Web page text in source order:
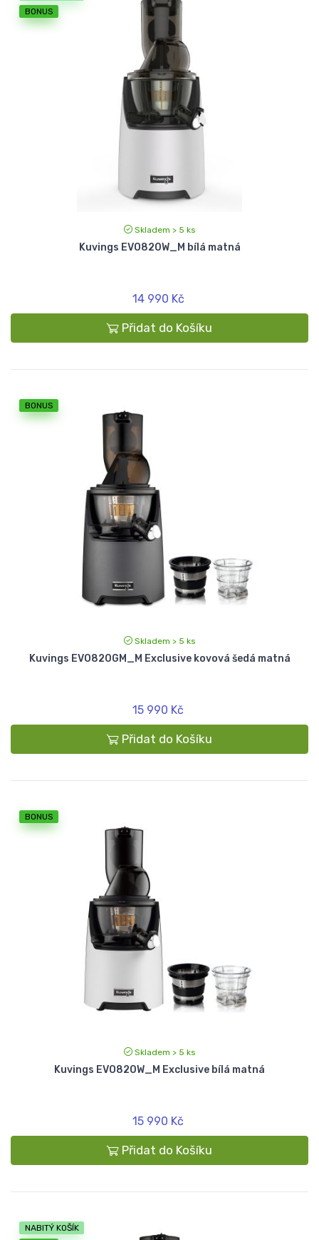
BONUS
Skladem > 5 ks
Kuvings EVO820W_M bílá matná
14 990 Kč
Přidat do Košíku
BONUS
Skladem > 5 ks
Kuvings EVO820GM_M Exclusive kovová šedá matná
15 990 Kč
Přidat do Košíku
BONUS
Skladem > 5 ks
Kuvings EVO820W_M Exclusive bílá matná
15 990 Kč
Přidat do Košíku
NABITÝ KOŠÍK